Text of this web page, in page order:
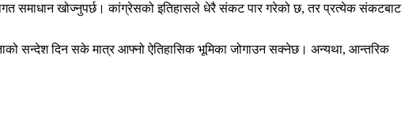
समाधान खोज्नुपर्छ। कांग्रेसको इतिहासले धेरै संकट पार गरेको छ, तर प्रत्येक संकटबाट
सन्देश दिन सके मात्र आफ्नो ऐतिहासिक भूमिका जोगाउन सक्नेछ। अन्यथा, आन्तरिक